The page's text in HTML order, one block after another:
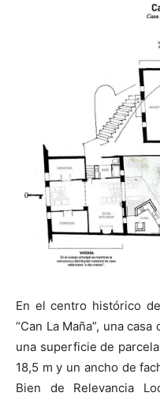
En el centro histórico
“Can La Maña”, una
una superficie de
18,5 m y un ancho de
Bien de Relevancia